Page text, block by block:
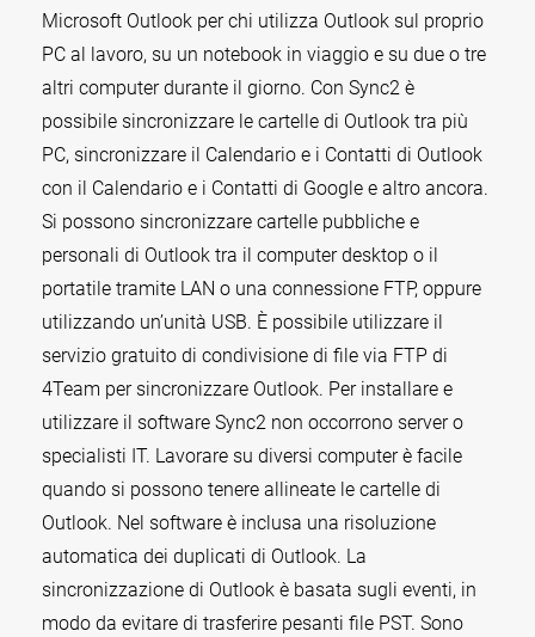
Microsoft Outlook per chi utilizza Outlook sul proprio
PC al lavoro, su un notebook in viaggio e su due o tre
altri computer durante il giorno. Con Sync2 è
possibile sincronizzare le cartelle di Outlook tra più
PC, sincronizzare il Calendario e i Contatti di Outlook
con il Calendario e i Contatti di Google e altro ancora.
Si possono sincronizzare cartelle pubbliche e
personali di Outlook tra il computer desktop o il
portatile tramite LAN o una connessione FTP, oppure
utilizzando un’unità USB. È possibile utilizzare il
servizio gratuito di condivisione di file via FTP di
4Team per sincronizzare Outlook. Per installare e
utilizzare il software Sync2 non occorrono server o
specialisti IT. Lavorare su diversi computer è facile
quando si possono tenere allineate le cartelle di
Outlook. Nel software è inclusa una risoluzione
automatica dei duplicati di Outlook. La
sincronizzazione di Outlook è basata sugli eventi, in
modo da evitare di trasferire pesanti file PST. Sono